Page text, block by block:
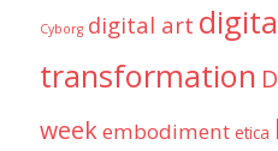
Cyborg digital art
transformation
weekembodiment etica